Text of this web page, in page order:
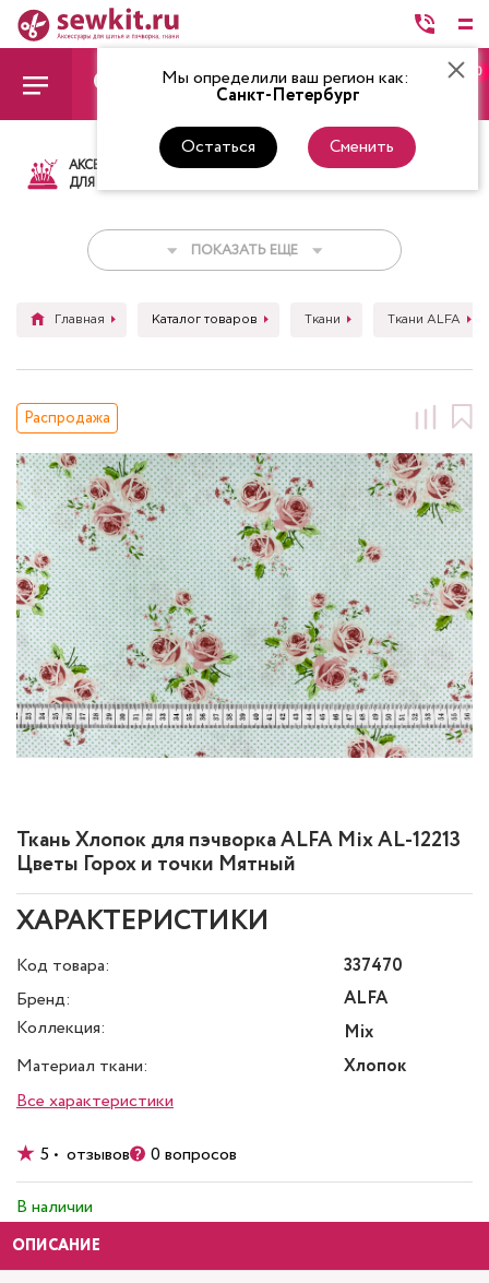
Мы определили ваш регион как:
Санкт-Петербург
Остаться Сменить
0
АКСЕССУАРЫ
ДЛЯ ШИТЬЯ
ТКАНИ НИТКИ
ПОКАЗАТЬ ЕЩЕ
Главная Каталог товаров Ткани Ткани ALFA
Ткань Хлопок для пэчворка ALFA Mix AL-12213
Цветы Горох и точки Мятный
Распродажа
ХАРАКТЕРИСТИКИ
Код товара:
337470
Бренд:
ALFA
Коллекция:
Mix
Материал ткани:
Хлопок
Все характеристики
5 • отзывов 0 вопросов
В наличии
ОПИСАНИЕ